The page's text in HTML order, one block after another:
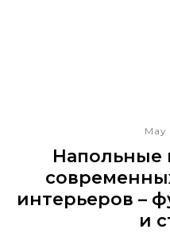
May
Напольные
интерьеров –
и